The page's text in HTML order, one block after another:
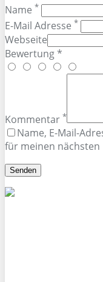
Name *
E-Mail Adresse *
Webseite
Bewertung *
Kommentar *
Name, E-Mail-
für meinen